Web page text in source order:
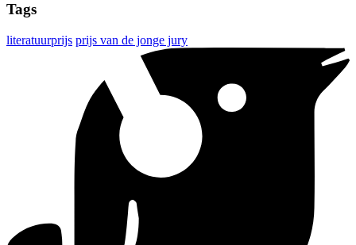
Tags
literatuurprijs prijs van de jonge jury